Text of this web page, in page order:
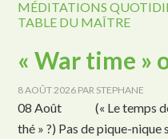
MÉDITATIONS
TABLE DU MAÎTRE
« War time »
8 AOÛT 2026 PAR STEPHANE
08 Août (« Le temps de
thé » ?) Pas de pique-nique